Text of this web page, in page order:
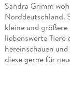
Sandra Grimm
Norddeutschland.
kleine und größere
liebenswerte Tiere
hereinschauen
diese gerne für